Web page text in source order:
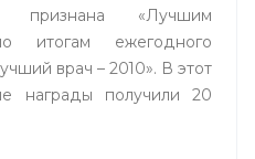
признана «Лучшим
итогам ежегодного
врач – 2010». В этот
награды получили 20
в столице вот уже в